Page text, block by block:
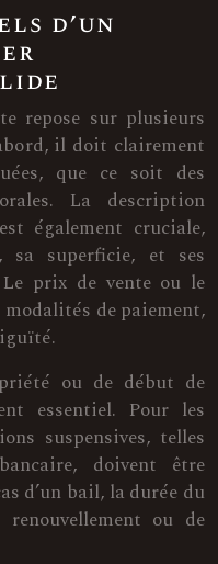
d’un
repose sur plusieurs
il doit clairement
que ce soit des
La description
également cruciale,
sa superficie, et ses
prix de vente ou le
de paiement,
ou de début de
essentiel. Pour les
suspensives, telles
doivent être
d’un bail, la durée du
ou de